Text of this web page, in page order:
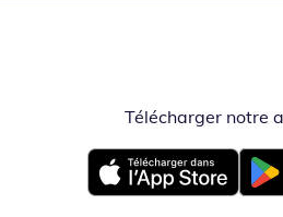
Télécharger notre
Opent in nieuw venster